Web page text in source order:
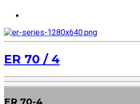
ER 70 / 4